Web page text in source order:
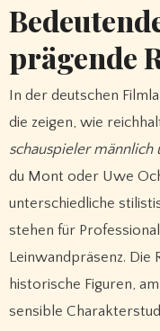
prägende
In der deutschen
die zeigen, wie
schauspieler männlich
du Mont oder Uwe
unterschiedliche
stehen für
Leinwandpräsenz. Die
historische Figuren,
sensible